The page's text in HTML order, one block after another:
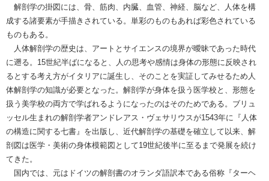
解剖学の掛図には、骨、筋肉、内臓、血管、神経、脳など、人体を構
成する諸要素が手描きされている。単彩のものもあれば彩色されている
ものもある。
人体解剖学の歴史は、アートとサイエンスの境界が曖昧であった時代
に遡る。15世紀半ばになると、人の思考や感情は身体の形態に反映され
るとする考え方がイタリアに誕生し、そのことを実証してみせるため人
体解剖学の知識が必要となった。解剖学が身体を扱う医学校と、形態を
扱う美学校の両方で学ばれるようになったのはそのためである。ブリュ
ッセル生まれの解剖学者アンドレアス・ヴェサリウスが1543年に『人体
の構造に関する七書』を出版し、近代解剖学の基礎を確立して以来、解
剖図は医学・美術の身体模範図として19世紀後半に至るまで発展を続け
てきた。
国内では、元はドイツの解剖書のオランダ語訳本である俗称『ターヘ